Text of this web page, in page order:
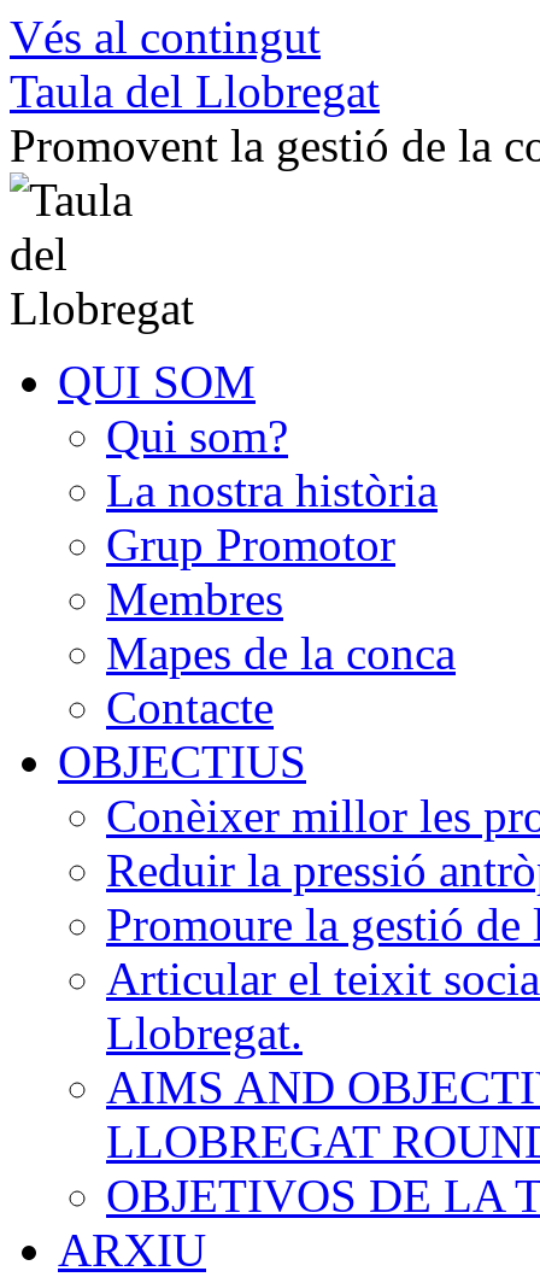
Vés al contingut
Taula del Llobregat
Promovent la gestió de la
QUI SOM
Qui som?
La nostra història
Grup Promotor
Membres
Mapes de la conca
Contacte
OBJECTIUS
Conèixer millor les
Reduir la pressió
Promoure la gestió
Articular el teixit
Llobregat.
AIMS AND
LLOBREGAT
OBJETIVOS DE LA
ARXIU